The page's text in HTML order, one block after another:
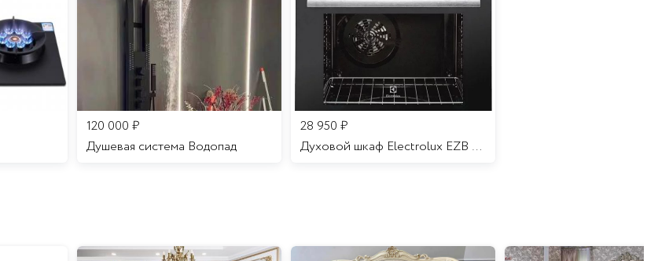
120 000 ₽
Душевая система Водопад
28 950 ₽
Духовой шкаф Electrolux EZB 52410 AK